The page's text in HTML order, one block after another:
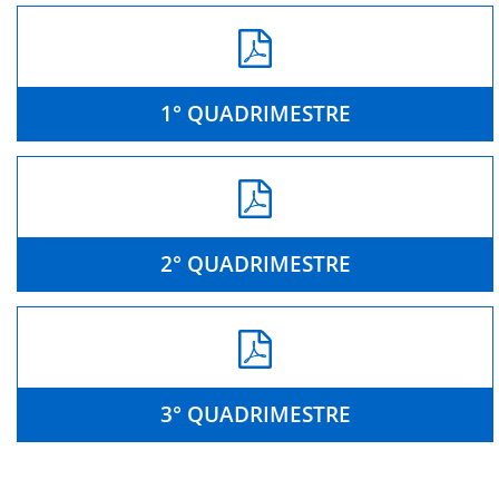
1° QUADRIMESTRE
2° QUADRIMESTRE
3° QUADRIMESTRE